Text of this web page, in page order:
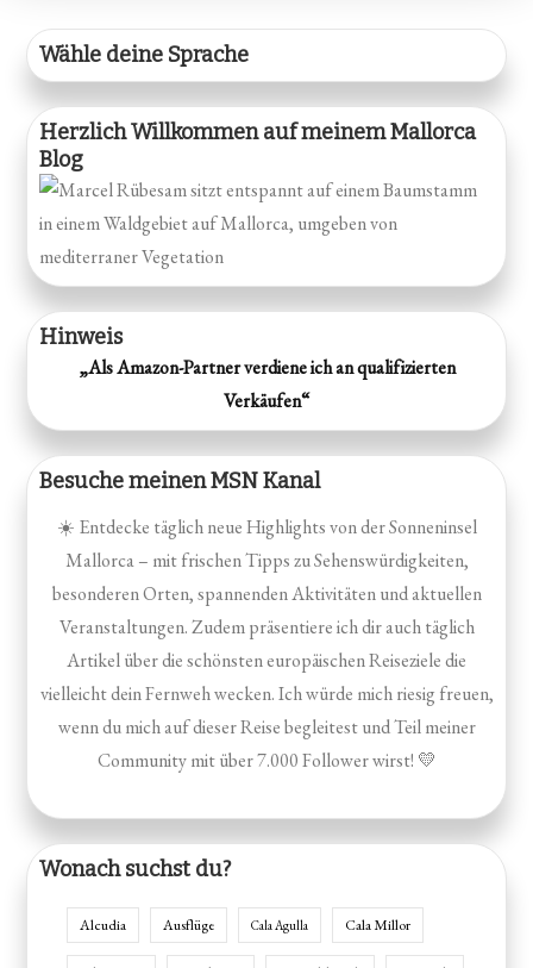
Wähle deine Sprache
Herzlich Willkommen auf meinem Mallorca
Blog
Hinweis
„Als Amazon-Partner verdiene ich an qualifizierten
Verkäufen“
Besuche meinen MSN Kanal
☀️ Entdecke täglich neue Highlights von der Sonneninsel
Mallorca – mit frischen Tipps zu Sehenswürdigkeiten,
besonderen Orten, spannenden Aktivitäten und aktuellen
Veranstaltungen. Zudem präsentiere ich dir auch täglich
Artikel über die schönsten europäischen Reiseziele die
vielleicht dein Fernweh wecken. Ich würde mich riesig freuen,
wenn du mich auf dieser Reise begleitest und Teil meiner
Community mit über 7.000 Follower wirst! 💛
Wonach suchst du?
Alcudia Ausflüge Cala Agulla Cala Millor